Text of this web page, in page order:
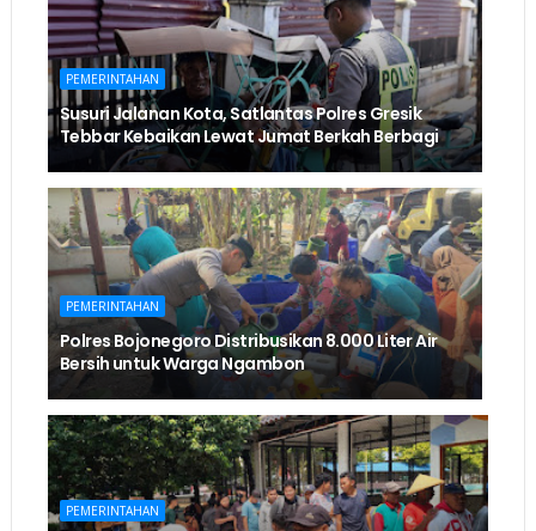
PEMERINTAHAN
Susuri Jalanan Kota, Satlantas Polres Gresik
Tebbar Kebaikan Lewat Jumat Berkah Berbagi
PEMERINTAHAN
Polres Bojonegoro Distribusikan 8.000 Liter Air
Bersih untuk Warga Ngambon
PEMERINTAHAN